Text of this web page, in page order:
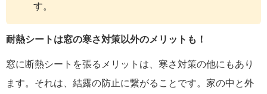
す。
耐熱シートは窓の寒さ対策以外のメリットも！
窓に断熱シートを張るメリットは、寒さ対策の他にもあり
ます。それは、結露の防止に繋がることです。家の中と外